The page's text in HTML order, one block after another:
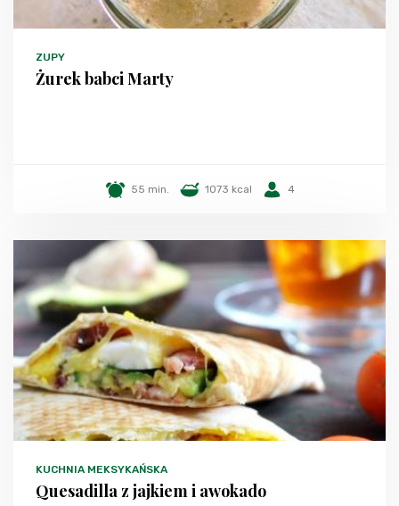
ZUPY
Żurek babci Marty
55 min. 1073 kcal 4
KUCHNIA MEKSYKAŃSKA
Quesadilla z jajkiem i awokado